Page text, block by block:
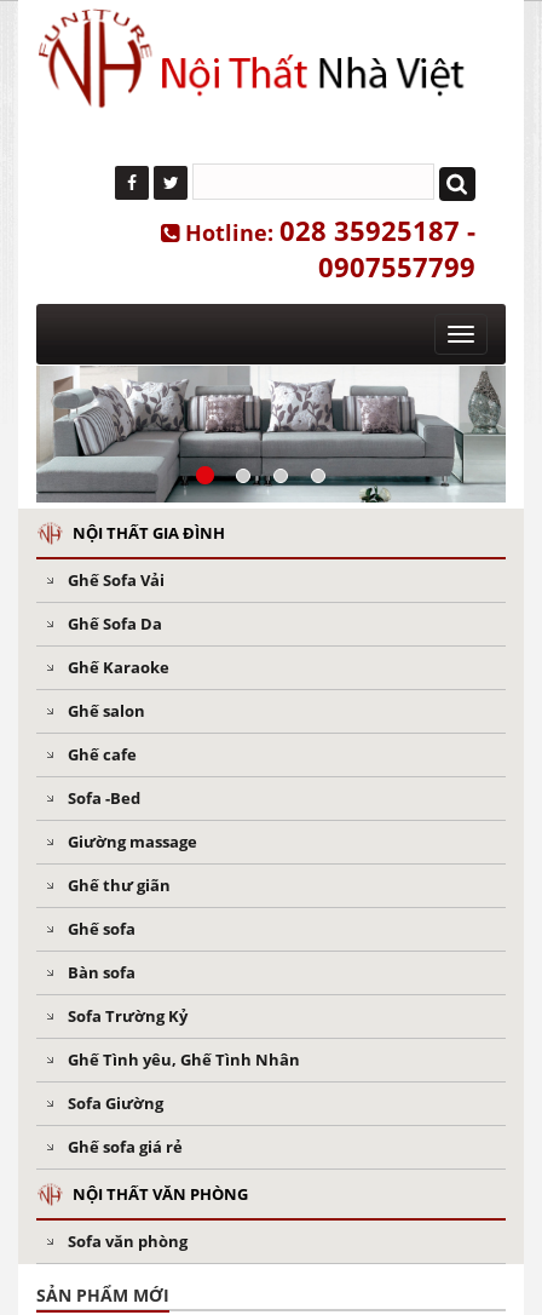
Hotline: 028 35925187 -
0907557799
Toggle
NỘI THẤT GIA ĐÌNH
Ghế Sofa Vải
Ghế Sofa Da
Ghế Karaoke
Ghế salon
Ghế cafe
Sofa -Bed
Giường massage
Ghế thư giãn
Ghế sofa
Bàn sofa
Sofa Trường Kỷ
Ghế Tình yêu, Ghế Tình Nhân
Sofa Giường
Ghế sofa giá rẻ
NỘI THẤT VĂN PHÒNG
Sofa văn phòng
SẢN PHẨM MỚI